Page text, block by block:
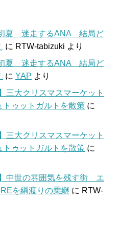
初夏 迷走するANA 結局ど
に RTW-tabizuki より
初夏 迷走するANA 結局ど
に YAP より
三大クリスマスマーケット
ゥットガルトを散策 に
三大クリスマスマーケット
ゥットガルトを散策 に
中世の雰囲気を残す街 エ
を綱渡りの乗継 に RTW-